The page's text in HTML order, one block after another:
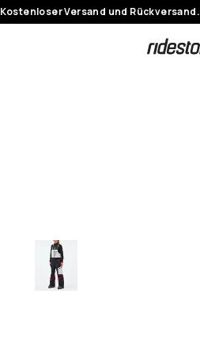
Kostenloser Versand und Rückversand.